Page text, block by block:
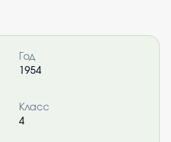
Год
1954
Класс
4